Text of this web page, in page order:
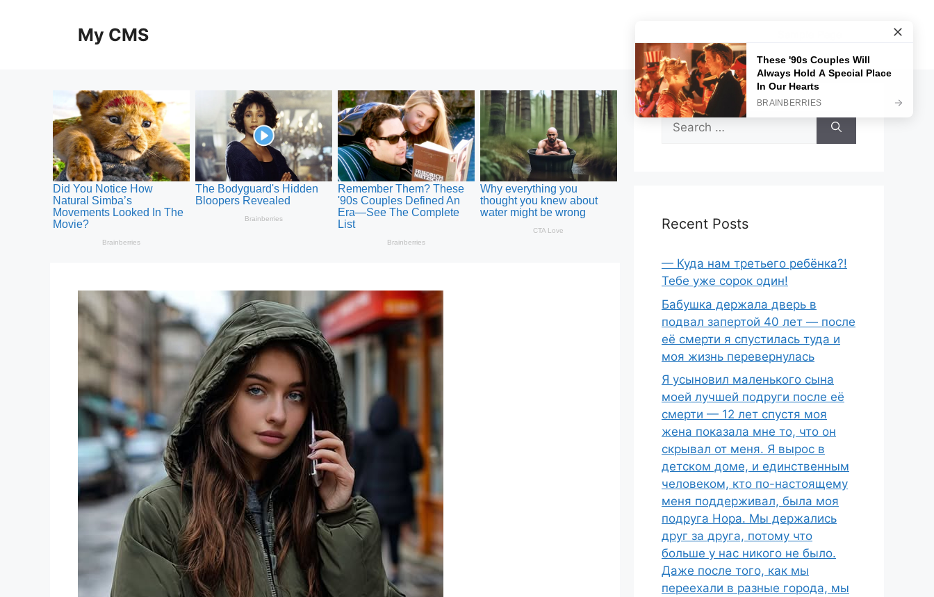
My CMS
Search
for:
Recent Posts
— Куда нам третьего ребёнка?!
Тебе уже сорок один!
Бабушка держала дверь в
подвал запертой 40 лет — после
её смерти я спустилась туда и
моя жизнь перевернулась
Я усыновил маленького сына
моей лучшей подруги после её
смерти — 12 лет спустя моя
жена показала мне то, что он
скрывал от меня. Я вырос в
детском доме, и единственным
человеком, кто по-настоящему
меня поддерживал, была моя
подруга Нора. Мы держались
друг за друга, потому что
больше у нас никого не было.
Даже после того, как мы
переехали в разные города, мы